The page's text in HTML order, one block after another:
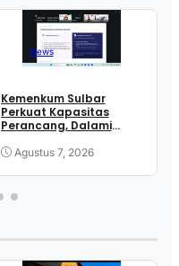
News
Kemenkum Sulbar
Perkuat Kapasitas
Perancang, Dalami
Pengundangan
Agustus 7, 2026